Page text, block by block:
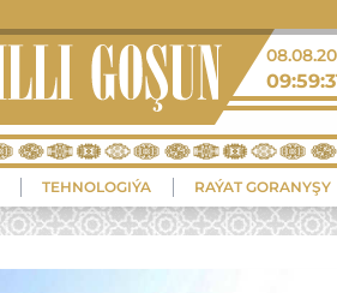
TEHNOLOGIÝA RAÝAT GORANYŞY